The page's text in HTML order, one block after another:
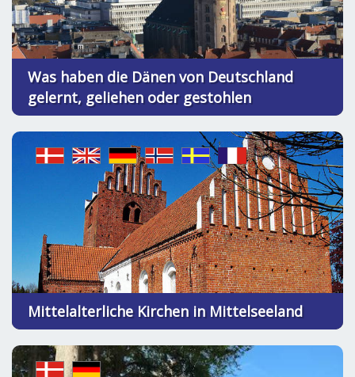
Was haben die Dänen von Deutschland
gelernt, geliehen oder gestohlen
Mittelalterliche Kirchen in Mittelseeland